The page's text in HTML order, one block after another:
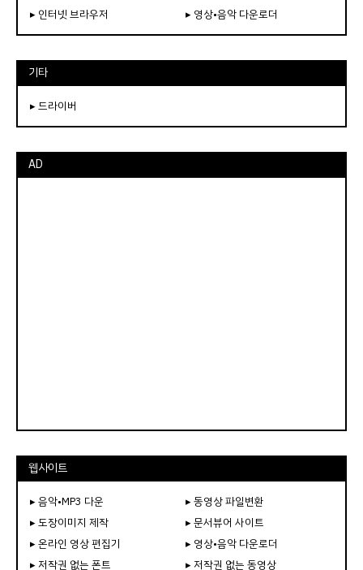
▸ 인터넷 브라우저 ▸ 영상•음악 다운로더
기타
▸ 드라이버
AD
웹사이트
▸ 음악•MP3 다운
▸ 동영상 파일변환
▸ 도장이미지 제작
▸ 문서뷰어 사이트
▸ 온라인 영상 편집기
▸ 영상•음악 다운로더
▸ 저작권 없는 폰트
▸ 저작권 없는 동영상